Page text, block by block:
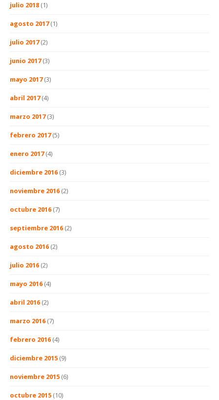
julio 2018 (1)
agosto 2017(1)
julio 2017(2)
junio 2017(3)
mayo 2017(3)
abril 2017(4)
marzo 2017(3)
febrero 2017(5)
enero 2017(4)
diciembre 2016 (3)
noviembre 2016 (2)
octubre 2016 (7)
septiembre 2016 (2)
agosto 2016 (2)
julio 2016 (2)
mayo 2016 (4)
abril 2016 (2)
marzo 2016 (7)
febrero 2016 (4)
diciembre 2015 (9)
noviembre 2015 (6)
octubre 2015 (10)